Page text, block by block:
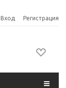
Вход Регистрация